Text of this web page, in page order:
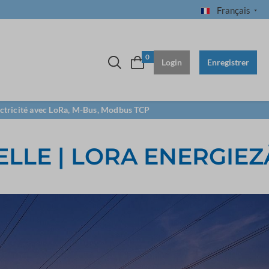
Français
0 Login Enregistrer
avec LoRa, M-Bus, Modbus TCP
| LORA